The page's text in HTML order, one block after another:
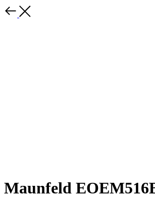
Maunfeld